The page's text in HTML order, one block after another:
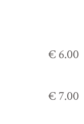
€ 6.00
€ 7.00